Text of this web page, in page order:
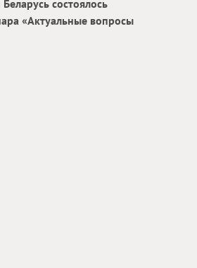
состоялось
«Актуальные вопросы